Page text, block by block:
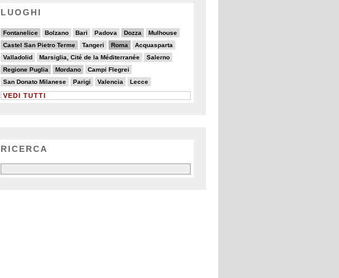
LUOGHI
Fontanelice
6/20 Bolzano
4/20 Bari
5/20 Padova
2/20 Dozza
6/20 Mulhouse
4/20
Castel San Pietro Terme
6/20 Tangeri
2/20 Roma
9/20 Acquasparta
3/20
Valladolid
3/20 Marsiglia, Cité de la Méditerranée
2/20 Salerno
4/20
Regione Puglia
7/20 Mordano
6/20 Campi Flegrei
3/20
San Donato Milanese
3/20 Parigi
4/20 Valencia
5/20 Lecce
2/20
VEDI TUTTI
RICERCA